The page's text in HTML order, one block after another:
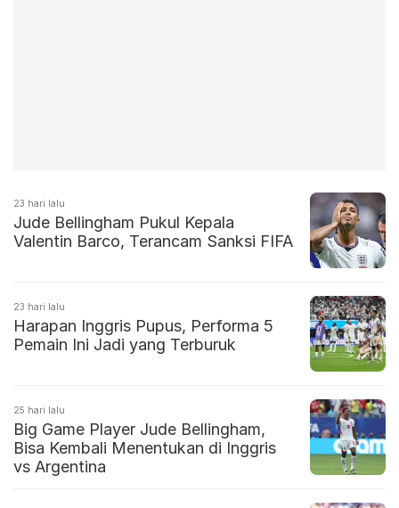
23 hari lalu
Jude Bellingham Pukul Kepala
Valentin Barco, Terancam Sanksi FIFA
23 hari lalu
Harapan Inggris Pupus, Performa 5
Pemain Ini Jadi yang Terburuk
25 hari lalu
Big Game Player Jude Bellingham,
Bisa Kembali Menentukan di Inggris
vs Argentina